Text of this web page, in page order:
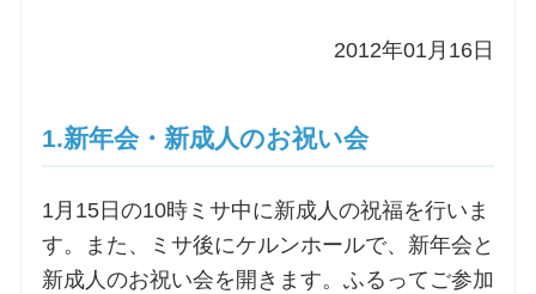
小池神父の講座
森田神父の講座
シスター中島の講座
2012年01月16日
1.新年会・新成人のお祝い会
1月15日の10時ミサ中に新成人の祝福を行いま
す。また、ミサ後にケルンホールで、新年会と
新成人のお祝い会を開きます。ふるってご参加